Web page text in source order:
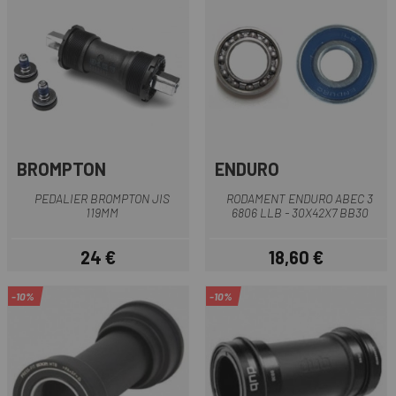
BROMPTON
PEDALIER BROMPTON JIS
119MM
Preu
24 €
ENDURO
RODAMENT ENDURO ABEC 3
6806 LLB - 30X42X7 BB30
Preu
18,60 €
-10% -10%